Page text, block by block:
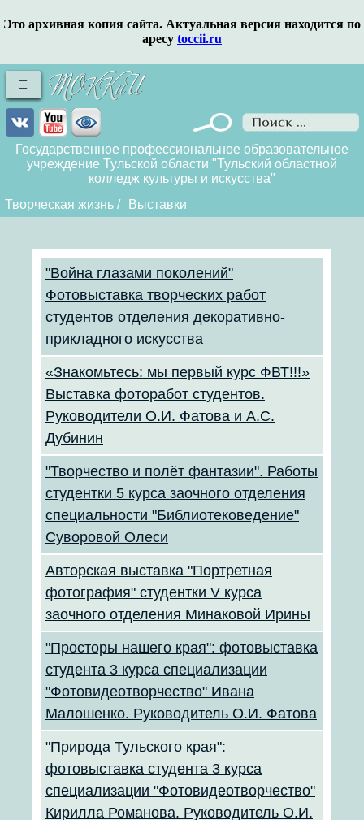
Это архивная копия сайта. Актуальная версия находится по
аресу toccii.ru
Государственное профессиональное образовательное
учреждение Тульской области "Тульский областной
колледж культуры и искусства"
Творческая жизнь / Выставки
"Война глазами поколений"
Фотовыставка творческих работ
студентов отделения декоративно-
прикладного искусства
«Знакомьтесь: мы первый курс ФВТ!!!»
Выставка фоторабот студентов.
Руководители О.И. Фатова и А.С.
Дубинин
"Творчество и полёт фантазии". Работы
студентки 5 курса заочного отделения
специальности "Библиотековедение"
Суворовой Олеси
Авторская выставка "Портретная
фотография" студентки V курса
заочного отделения Минаковой Ирины
"Просторы нашего края": фотовыставка
студента 3 курса специализации
"Фотовидеотворчество" Ивана
Малошенко. Руководитель О.И. Фатова
"Природа Тульского края":
фотовыставка студента 3 курса
специализации "Фотовидеотворчество"
Кирилла Романова. Руководитель О.И.